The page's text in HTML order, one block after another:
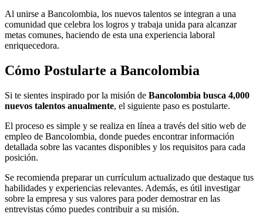
Al unirse a Bancolombia, los nuevos talentos se integran a una
comunidad que celebra los logros y trabaja unida para alcanzar
metas comunes, haciendo de esta una experiencia laboral
enriquecedora.
Cómo Postularte a Bancolombia
Si te sientes inspirado por la misión de Bancolombia busca 4,000
nuevos talentos anualmente, el siguiente paso es postularte.
El proceso es simple y se realiza en línea a través del sitio web de
empleo de Bancolombia, donde puedes encontrar información
detallada sobre las vacantes disponibles y los requisitos para cada
posición.
Se recomienda preparar un currículum actualizado que destaque tus
habilidades y experiencias relevantes. Además, es útil investigar
sobre la empresa y sus valores para poder demostrar en las
entrevistas cómo puedes contribuir a su misión.